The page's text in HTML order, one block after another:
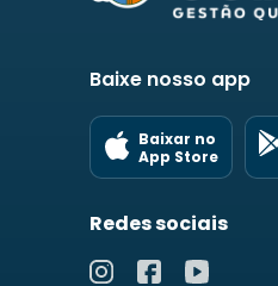
Baixe nosso app
Baixar no
App Store
Redes sociais